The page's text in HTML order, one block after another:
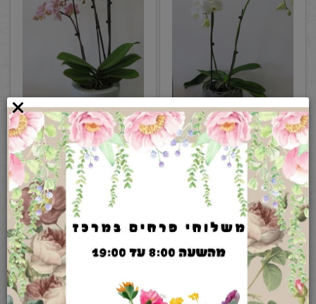
פרטים נוספים פרטים נוספים
עציץ סחלב ורוד סגול 3-4 ענפים עציץ סחלב נמוך סגול ורוד